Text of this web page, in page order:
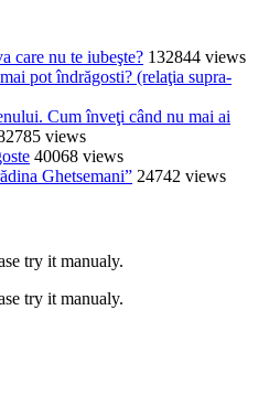
care nu te iubeşte? 132844 views
pot îndrăgosti? (relaţia supra-
Cum înveţi când nu mai ai
views
40068 views
Ghetsemani” 24742 views
try it manualy.
try it manualy.